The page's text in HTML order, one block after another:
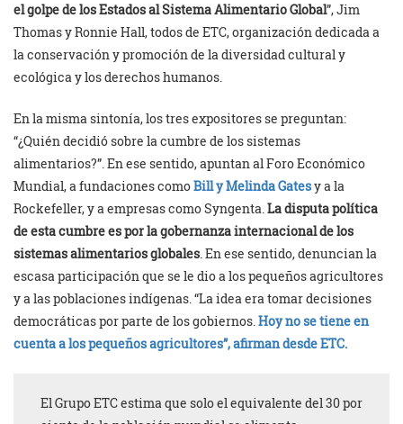
el golpe de los Estados al Sistema Alimentario Global”, Jim
Thomas y Ronnie Hall, todos de ETC, organización dedicada a
la conservación y promoción de la diversidad cultural y
ecológica y los derechos humanos.
En la misma sintonía, los tres expositores se preguntan:
“¿Quién decidió sobre la cumbre de los sistemas
alimentarios?”. En ese sentido, apuntan al Foro Económico
Mundial, a fundaciones comoBill y Melinda Gatesy a la
Rockefeller, y a empresas como Syngenta.La disputa política
de esta cumbre es por la gobernanza internacional de los
sistemas alimentarios globales. En ese sentido, denuncian la
escasa participación que se le dio a los pequeños agricultores
y a las poblaciones indígenas. “La idea era tomar decisiones
democráticas por parte de los gobiernos.Hoyno se tiene en
cuenta a los pequeños agricultores”, afirman desde ETC.
El Grupo ETC estima que solo el equivalente del 30 por